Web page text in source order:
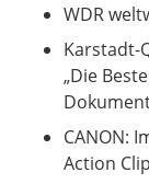
WDR
Karstadt-
„Die
CANON:
Action